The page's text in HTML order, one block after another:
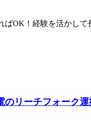
OK！経験を活かし
リーチフォーク運